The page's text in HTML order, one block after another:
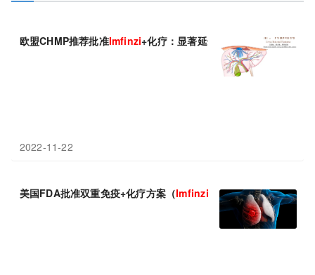
欧盟CHMP推荐批准Imfinzi+化疗：显著延长生存期！
2022-11-22
美国FDA批准双重免疫+化疗方案（Imfinzi +Imjudo+铂类化疗)：